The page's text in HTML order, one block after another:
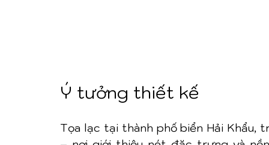
Ý tưởng thiết kế
Tọa lạc tại thành phố biển Hải Khẩu,